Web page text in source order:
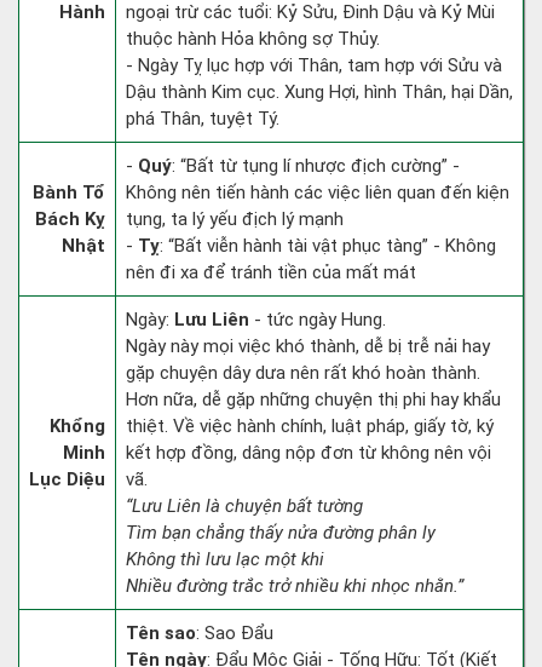
Hành
ngoại trừ các tuổi: Kỷ Sửu, Đinh Dậu và Kỷ Mùi
thuộc hành Hỏa không sợ Thủy.
- Ngày Tỵ lục hợp với Thân, tam hợp với Sửu và
Dậu thành Kim cục. Xung Hợi, hình Thân, hại Dần,
phá Thân, tuyệt Tý.
Bành Tổ
Bách Kỵ
Nhật
- Quý: “Bất từ tụng lí nhược địch cường” -
Không nên tiến hành các việc liên quan đến kiện
tụng, ta lý yếu địch lý mạnh
- Tỵ: “Bất viễn hành tài vật phục tàng” - Không
nên đi xa để tránh tiền của mất mát
Khổng
Minh
Lục Diệu
Ngày: Lưu Liên - tức ngày Hung.
Ngày này mọi việc khó thành, dễ bị trễ nải hay
gặp chuyện dây dưa nên rất khó hoàn thành.
Hơn nữa, dễ gặp những chuyện thị phi hay khẩu
thiệt. Về việc hành chính, luật pháp, giấy tờ, ký
kết hợp đồng, dâng nộp đơn từ không nên vội
vã.
“Lưu Liên là chuyện bất tường
Tìm bạn chẳng thấy nửa đường phân ly
Không thì lưu lạc một khi
Nhiều đường trắc trở nhiều khi nhọc nhằn.”
Tên sao: Sao Đẩu
Tên ngày: Đẩu Mộc Giải - Tống Hữu: Tốt (Kiết